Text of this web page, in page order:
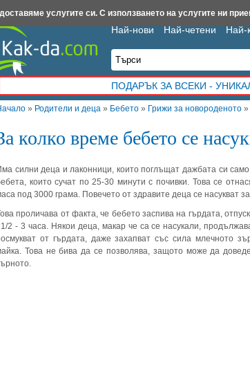
» Родители и деца » Бебето » Грижи за новороденото »
колко време бебето се
силни деца и лаконници, които поглъщат дажбата си
които сучат по 25-30 минути с почивки. Това се
под 3000 грама. Повечето от здравите деца се насукват
проличава от факта, че бебето заспива на гърдата,
2 - 3 часа. Някои деца, макар че са се насукали,
от гърдата, даже захапват със сила млечното
Това не бива да се позволява, защото може да
Най-нови Най-четени Най-
ПОДАРЪК ЗА ВСЕКИ -
Iztochnik.com BauBau.bg NewAge.bg
услугите си. С използването на услугите ни